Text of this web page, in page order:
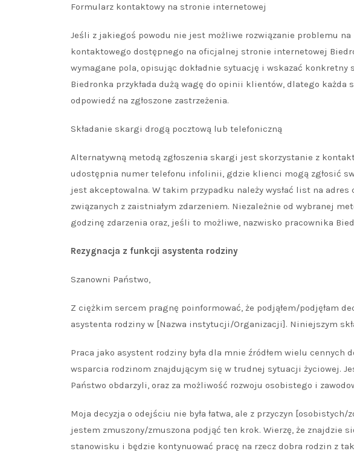
Formularz kontaktowy na stronie internetowej
Jeśli z jakiegoś powodu nie jest możliwe rozwiązanie problemu
kontaktowego dostępnego na oficjalnej stronie internetowej
wymagane pola, opisując dokładnie sytuację i wskazać konkretny
Biedronka przykłada dużą wagę do opinii klientów, dlatego
odpowiedź na zgłoszone zastrzeżenia.
Składanie skargi drogą pocztową lub telefoniczną
Alternatywną metodą zgłoszenia skargi jest skorzystanie z
udostępnia numer telefonu infolinii, gdzie klienci mogą zgłosić
jest akceptowalna. W takim przypadku należy wysłać list na
związanych z zaistniałym zdarzeniem. Niezależnie od wybranej
godzinę zdarzenia oraz, jeśli to możliwe, nazwisko pracownika
Rezygnacja z funkcji asystenta rodziny
Szanowni Państwo,
Z ciężkim sercem pragnę poinformować, że podjąłem/podjęłam
asystenta rodziny w [Nazwa instytucji/Organizacji]. Niniejszym
Praca jako asystent rodziny była dla mnie źródłem wielu cennych
wsparcia rodzinom znajdującym się w trudnej sytuacji życiowej.
Państwo obdarzyli, oraz za możliwość rozwoju osobistego i
Moja decyzja o odejściu nie była łatwa, ale z przyczyn
jestem zmuszony/zmuszona podjąć ten krok. Wierzę, że znajdzie
stanowisku i będzie kontynuować pracę na rzecz dobra rodzin z